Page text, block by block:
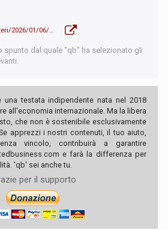
spunto dal quale "qb" ha selezionato gli
una testata indipendente nata nel 2018
all'economia internazionale. Ma la libera
che non è sostenibile esclusivamente
apprezzi i nostri contenuti, il tuo aiuto,
vincolo, contribuirà a garantire
e farà la differenza per
'qb' sei anche tu.
per il supporto